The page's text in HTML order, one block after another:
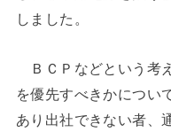
しました。
ＢＣＰなどという考
を優先すべきかについ
あり出社できない者、